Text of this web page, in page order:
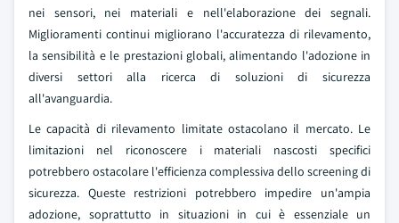
nei sensori, nei materiali e nell'elaborazione dei segnali.
Miglioramenti continui migliorano l'accuratezza di rilevamento,
la sensibilità e le prestazioni globali, alimentando l'adozione in
diversi settori alla ricerca di soluzioni di sicurezza
all'avanguardia.
Le capacità di rilevamento limitate ostacolano il mercato. Le
limitazioni nel riconoscere i materiali nascosti specifici
potrebbero ostacolare l'efficienza complessiva dello screening di
sicurezza. Queste restrizioni potrebbero impedire un'ampia
adozione, soprattutto in situazioni in cui è essenziale un